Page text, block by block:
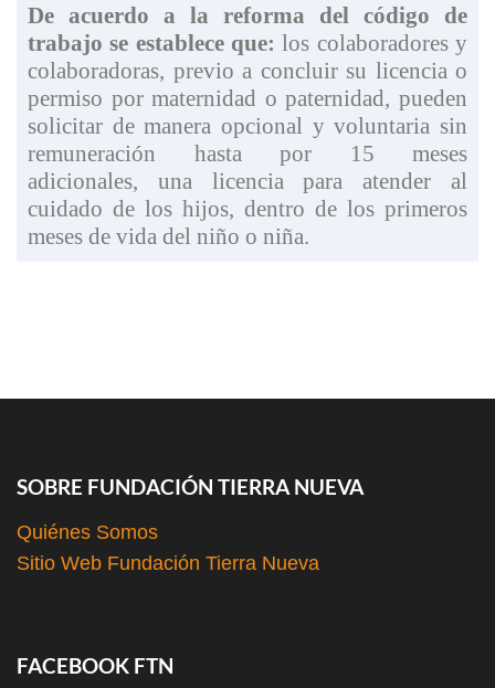
De acuerdo a la reforma del código de
trabajo se establece que:los colaboradores y
colaboradoras, previo a concluir su licencia o
permiso por maternidad o paternidad, pueden
solicitar de manera opcional y voluntaria sin
remuneración hasta por 15 meses
adicionales, una licencia para atender al
cuidado de los hijos, dentro de los primeros
meses de vida del niño o niña.
SOBRE FUNDACIÓN TIERRA NUEVA
Quiénes Somos
Sitio Web Fundación Tierra Nueva
FACEBOOK FTN